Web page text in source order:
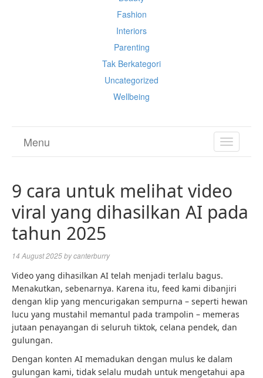
Fashion
Interiors
Parenting
Tak Berkategori
Uncategorized
Wellbeing
TOGGLE
Menu
9 cara untuk melihat video
viral yang dihasilkan AI pada
tahun 2025
14 August 2025bycanterburry
Video yang dihasilkan AI telah menjadi terlalu bagus.
Menakutkan, sebenarnya. Karena itu, feed kami dibanjiri
dengan klip yang mencurigakan sempurna – seperti hewan
lucu yang mustahil memantul pada trampolin – memeras
jutaan penayangan di seluruh tiktok, celana pendek, dan
gulungan.
Dengan konten AI memadukan dengan mulus ke dalam
gulungan kami, tidak selalu mudah untuk mengetahui apa